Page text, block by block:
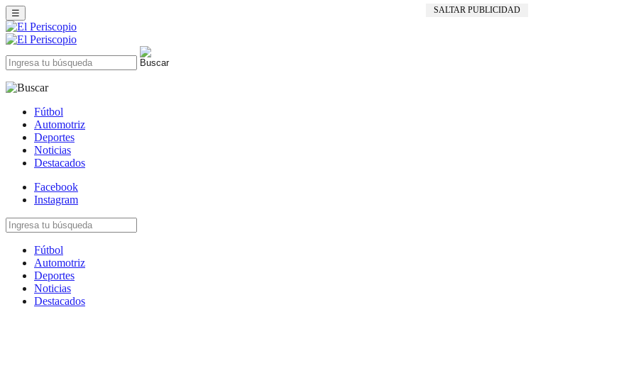
SALTAR PUBLICIDAD
☰
Fútbol
Automotriz
Deportes
Noticias
Destacados
Facebook
Instagram
Fútbol
Automotriz
Deportes
Noticias
Destacados